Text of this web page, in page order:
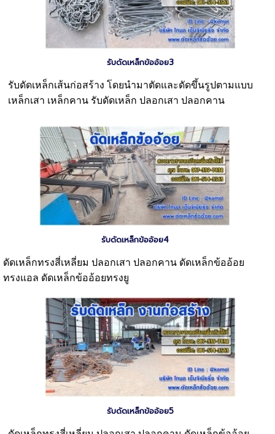
รับดัดเหล็กข้ออ้อย3
รับดัดเหล็กเส้นก่อสร้าง โดยนำมาตัดและดัดขึ้นรูปตามแบบ
เหล็กเสา เหล็กคาน รับดัดเหล็ก ปลอกเสา ปลอกคาน
รับดัดเหล็กข้ออ้อย4
ดัดเหล็กทรงสี่เหลี่ยม ปลอกเสา ปลอกคาน ดัดเหล็กข้ออ้อย
ทรงแอล ดัดเหล็กข้ออ้อยทรงยู
รับดัดเหล็กข้ออ้อย5